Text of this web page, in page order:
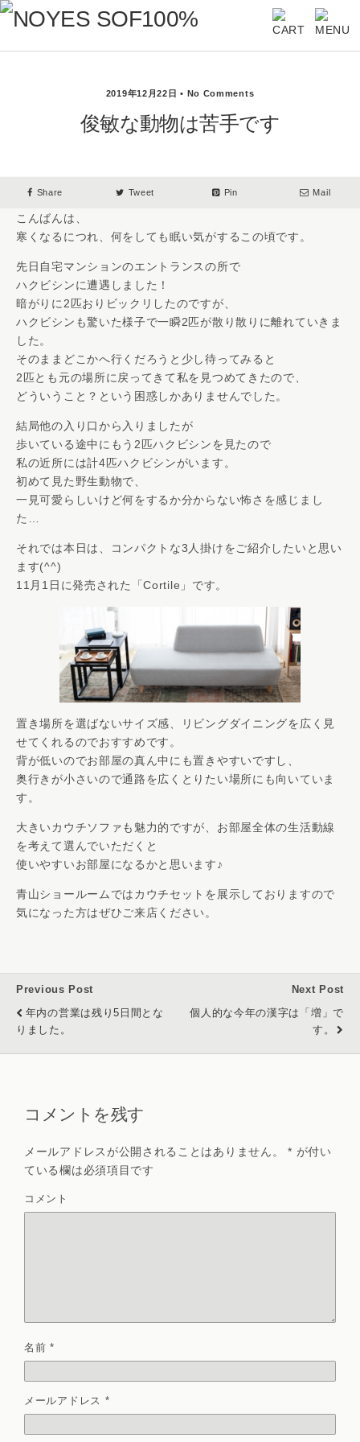
2019年12月22日 • No Comments
俊敏な動物は苦手です
Share Tweet Pin Mail
こんばんは、
寒くなるにつれ、何をしても眠い気がするこの頃です。
先日自宅マンションのエントランスの所で
ハクビシンに遭遇しました！
暗がりに2匹おりビックリしたのですが、
ハクビシンも驚いた様子で一瞬2匹が散り散りに離れていきま
した。
そのままどこかへ行くだろうと少し待ってみると
2匹とも元の場所に戻ってきて私を見つめてきたので、
どういうこと？という困惑しかありませんでした。
結局他の入り口から入りましたが
歩いている途中にもう2匹ハクビシンを見たので
私の近所には計4匹ハクビシンがいます。
初めて見た野生動物で、
一見可愛らしいけど何をするか分からない怖さを感じまし
た…
それでは本日は、コンパクトな3人掛けをご紹介したいと思い
ます(^^)
11月1日に発売された「Cortile」です。
置き場所を選ばないサイズ感、リビングダイニングを広く見
せてくれるのでおすすめです。
背が低いのでお部屋の真ん中にも置きやすいですし、
奥行きが小さいので通路を広くとりたい場所にも向いていま
す。
大きいカウチソファも魅力的ですが、お部屋全体の生活動線
を考えて選んでいただくと
使いやすいお部屋になるかと思います♪
青山ショールームではカウチセットを展示しておりますので
気になった方はぜひご来店ください。
Previous Post
年内の営業は残り5日間とな
りました。
Next Post
個人的な今年の漢字は「増」で
す。
コメントを残す
メールアドレスが公開されることはありません。 * が付い
ている欄は必須項目です
コメント
名前*
メールアドレス *